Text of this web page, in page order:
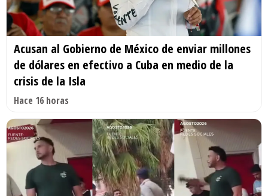
Acusan al Gobierno de México de enviar millones
de dólares en efectivo a Cuba en medio de la
crisis de la Isla
Hace 16 horas